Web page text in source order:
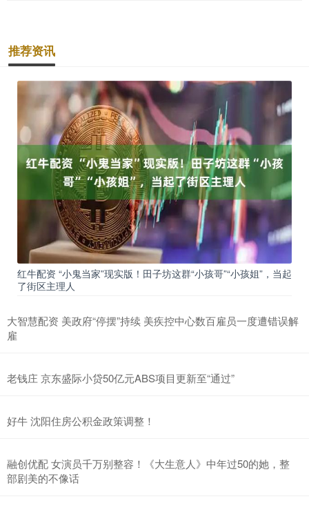
推荐资讯
红牛配资 “小鬼当家”现实版！田子坊这群“小孩哥”“小孩姐”，当起
了街区主理人
大智慧配资 美政府“停摆”持续 美疾控中心数百雇员一度遭错误解
雇
老钱庄 京东盛际小贷50亿元ABS项目更新至“通过”
好牛 沈阳住房公积金政策调整！
融创优配 女演员千万别整容！《大生意人》中年过50的她，整
部剧美的不像话